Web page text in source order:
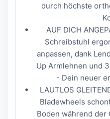
durch höchste
AUF DICH
Schreibstuhl
anpassen, dank
Up Armlehnen und
- Dein neuer
LAUTLOS
Bladewheels
Boden während der